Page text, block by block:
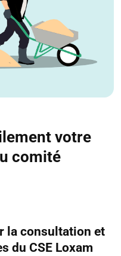
votre
comité
la consultation et
du CSE Loxam